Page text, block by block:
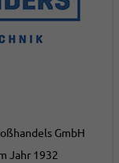
GmbH
Jahr 1932